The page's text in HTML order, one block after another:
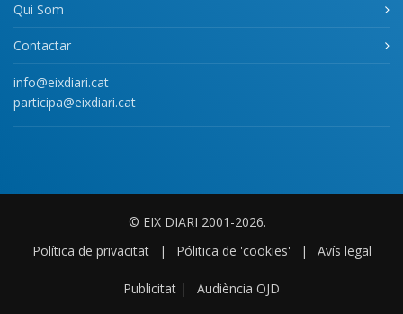
Qui Som
Contactar
info@eixdiari.cat
participa@eixdiari.cat
© EIX DIARI 2001-2026.
Política de privacitat
| Pólitica de 'cookies' | Avís legal
Publicitat | Audiència OJD